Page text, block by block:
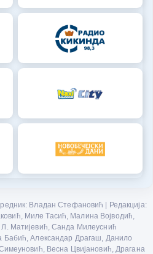
Владан Стефановић | Редакција:
Миле Тасић, Малина Војводић,
Матијевић, Санда Милеуснић
Бабић, Александар Драгаш, Данило
Весна Цвијановић, Драгана